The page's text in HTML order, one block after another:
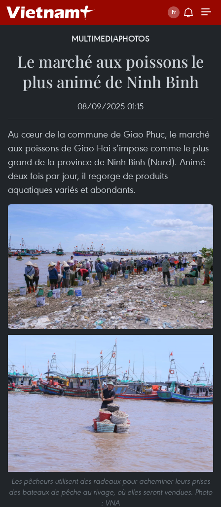
MULTIMEDIAPHOTOS
Le marché aux poissons le
plus animé de Ninh Binh
08/09/2025 01:15
Au cœur de la commune de Giao Phuc, le marché
aux poissons de Giao Hai s’impose comme le plus
grand de la province de Ninh Binh (Nord). Animé
deux fois par jour, il regorge de produits
aquatiques variés et abondants.
Les pêcheurs utilisent des radeaux pour acheminer leurs prises
des bateaux de pêche au rivage, où elles seront vendues. Photo
: VNA